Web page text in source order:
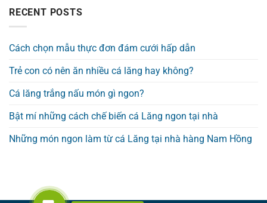
RECENT POSTS
Cách chọn mẫu thực đơn đám cưới hấp dẫn
Trẻ con có nên ăn nhiều cá lăng hay không?
Cá lăng trắng nấu món gì ngon?
Bật mí những cách chế biến cá Lăng ngon tại nhà
Những món ngon làm từ cá Lăng tại nhà hàng Nam Hồng